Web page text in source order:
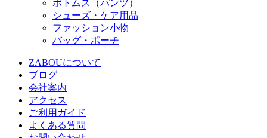
ボトムス（パンツ）
シューズ・ケア用品
ファッション小物
バッグ・ポーチ
ZABOUについて
ブログ
会社案内
アクセス
ご利用ガイド
よくある質問